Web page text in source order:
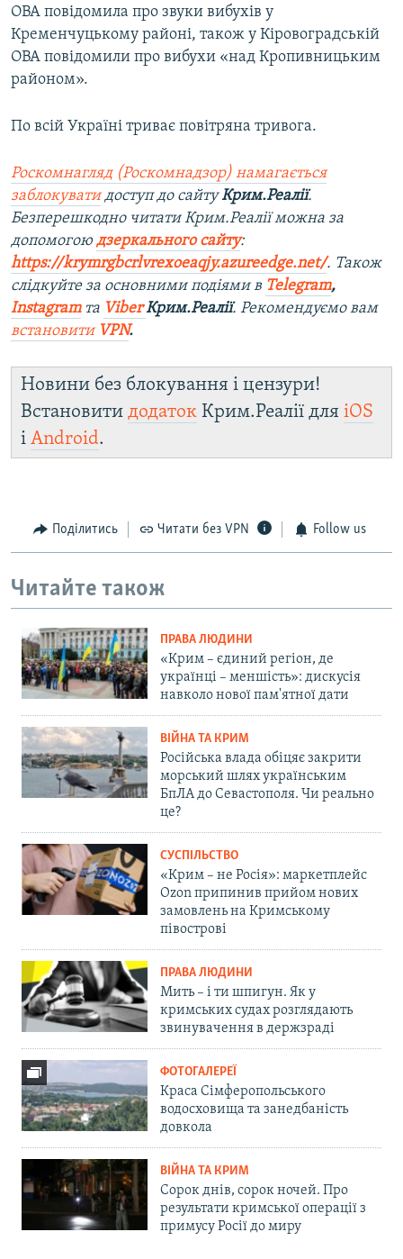
ОВА повідомила про звуки вибухів у
Кременчуцькому районі, також у Кіровоградській
ОВА повідомили про вибухи «над Кропивницьким
районом».
По всій Україні триває повітряна тривога.
Роскомнагляд (Роскомнадзор) намагається
заблокуватидоступ до сайтуКрим.Реалії.
Безперешкодно читати Крим.Реалії можна за
допомогою дзеркального сайту:
https://krymrgbcrlvrexoeaqjy.azureedge.net/. Також
слідкуйте за основними подіями в Telegram,
Instagramта ViberКрим.Реалії. Рекомендуємо вам
встановити VPN.
Новини без блокування і цензури!
Встановити додаток Крим.Реалії для iOS
і Android.
Поділитись Читати без VPN Follow us
Читайте також
ПРАВА ЛЮДИНИ
«Крим – єдиний регіон, де
українці – меншість»: дискусія
навколо нової пам'ятної дати
ВІЙНА ТА КРИМ
Російська влада обіцяє закрити
морський шлях українським
БпЛА до Севастополя. Чи реально
це?
СУСПІЛЬСТВО
«Крим – не Росія»: маркетплейс
Ozon припинив прийом нових
замовлень на Кримському
півострові
ПРАВА ЛЮДИНИ
Мить – і ти шпигун. Як у
кримських судах розглядають
звинувачення в держзраді
ФОТОГАЛЕРЕЇ
Краса Сімферопольського
водосховища та занедбаність
довкола
ВІЙНА ТА КРИМ
Сорок днів, сорок ночей. Про
результати кримської операції з
примусу Росії до миру